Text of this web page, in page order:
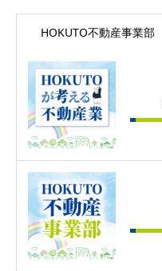
HOKUTO不動産事業部